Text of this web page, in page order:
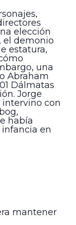
elección
el demonio
estatura,
una
Abraham
Dálmatas
Jorge
intervino con
había
en
mantener